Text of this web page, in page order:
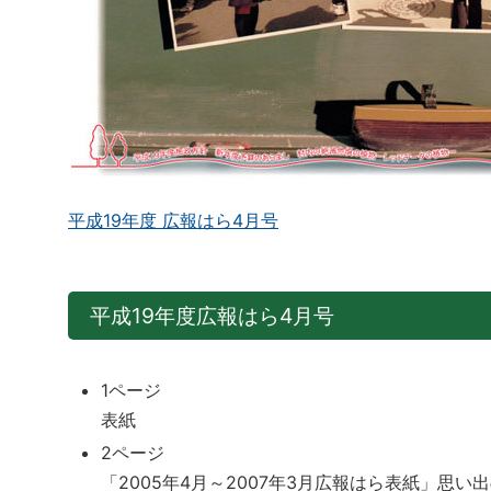
平成19年度 広報はら4月号
平成19年度広報はら4月号
1ページ
表紙
2ページ
「2005年4月～2007年3月広報はら表紙」思い